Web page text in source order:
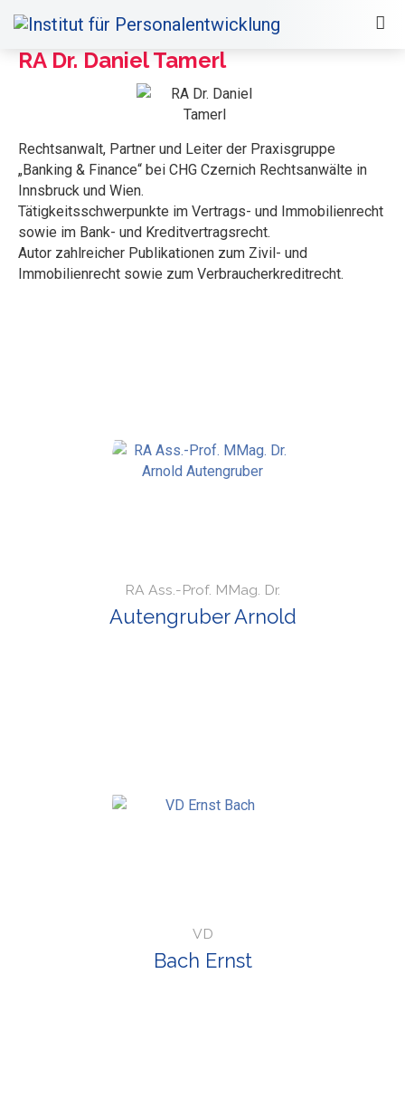
RA Dr. Daniel Tamerl
Rechtsanwalt, Partner und Leiter der Praxisgruppe
„Banking & Finance“ bei CHG Czernich Rechtsanwälte in
Innsbruck und Wien.
Tätigkeitsschwerpunkte im Vertrags- und Immobilienrecht
sowie im Bank- und Kreditvertragsrecht.
Autor zahlreicher Publikationen zum Zivil- und
Immobilienrecht sowie zum Verbraucherkreditrecht.
RA Ass.-Prof. MMag. Dr.
Autengruber Arnold
VD
Bach Ernst